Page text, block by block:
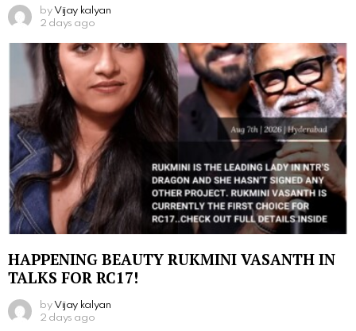
by Vijay kalyan
2 days ago
HAPPENING BEAUTY RUKMINI VASANTH IN
TALKS FOR RC17!
by Vijay kalyan
2 days ago